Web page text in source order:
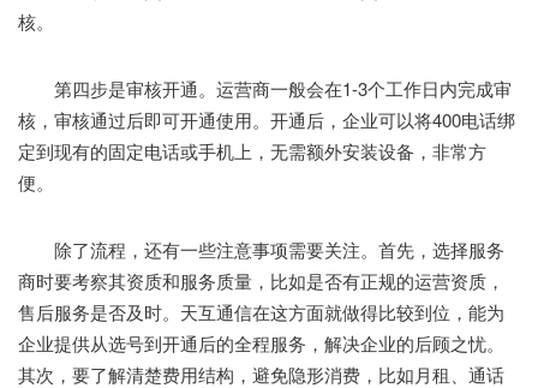
核。
第四步是审核开通。运营商一般会在1-3个工作日内完成审
核，审核通过后即可开通使用。开通后，企业可以将400电话绑
定到现有的固定电话或手机上，无需额外安装设备，非常方
便。
除了流程，还有一些注意事项需要关注。首先，选择服务
商时要考察其资质和服务质量，比如是否有正规的运营资质，
售后服务是否及时。天互通信在这方面就做得比较到位，能为
企业提供从选号到开通后的全程服务，解决企业的后顾之忧。
其次，要了解清楚费用结构，避免隐形消费，比如月租、通话